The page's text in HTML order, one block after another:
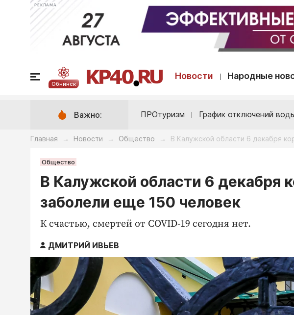
РЕКЛАМА
Обнинск
Новости Народные
Важно: ПРОтуризм График отключений
Главная → Новости → Общество → В Калужской области 6 декабря
Общество
В Калужской области 6 декабря
заболели еще 150 человек
К счастью, смертей от COVID-19 сегодня нет.
ДМИТРИЙ ИВЬЕВ